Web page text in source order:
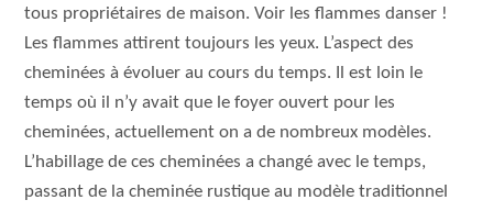
tous propriétaires de maison. Voir les flammes danser !
Les flammes attirent toujours les yeux. L’aspect des
cheminées à évoluer au cours du temps. Il est loin le
temps où il n’y avait que le foyer ouvert pour les
cheminées, actuellement on a de nombreux modèles.
L’habillage de ces cheminées a changé avec le temps,
passant de la cheminée rustique au modèle traditionnel